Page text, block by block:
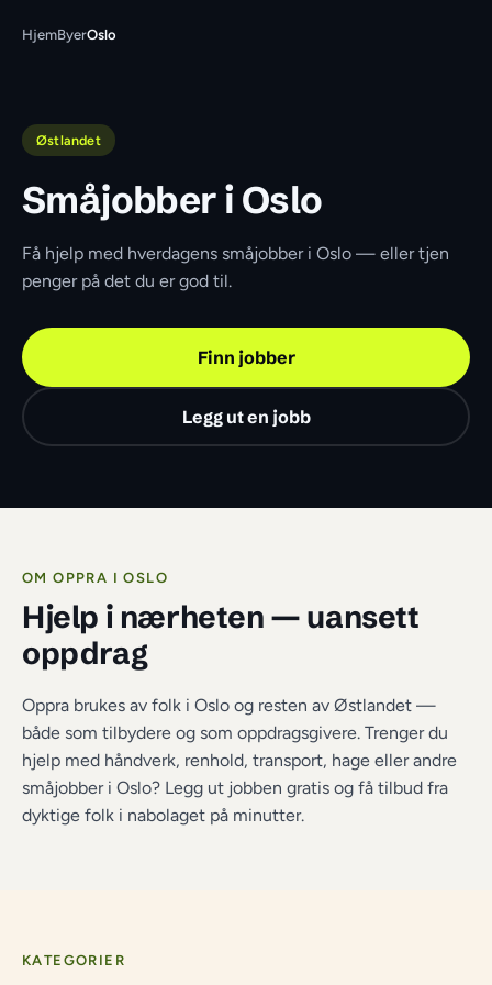
HjemByerOslo
Østlandet
Småjobber i Oslo
Få hjelp med hverdagens småjobber i Oslo — eller tjen
penger på det du er god til.
Finn jobber
Legg ut en jobb
OM OPPRA I OSLO
Hjelp i nærheten — uansett
oppdrag
Oppra brukes av folk i Oslo og resten av Østlandet —
både som tilbydere og som oppdragsgivere. Trenger du
hjelp med håndverk, renhold, transport, hage eller andre
småjobber i Oslo? Legg ut jobben gratis og få tilbud fra
dyktige folk i nabolaget på minutter.
KATEGORIER